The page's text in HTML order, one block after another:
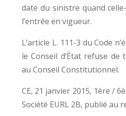
date du sinistre quand
l’entrée en vigueur.
L’article L. 111-3 du Code
le Conseil d’État refuse de
au Conseil Constitutionnel.
CE, 21 janvier 2015, 1ère /
Société EURL 2B, publié au